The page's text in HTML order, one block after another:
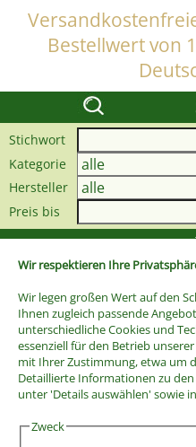
Wir respektieren Ihre
Wir legen großen Wert auf den
Ihnen zugleich passende
unterschiedliche Cookies und
essenziell für den Betrieb
mit Ihrer Zustimmung, etwa um
Detaillierte Informationen zu
unter 'Details auswählen' sowie
Zweck
Bestellwert von
Stichwort
Kategorie
Hersteller
Preis bis